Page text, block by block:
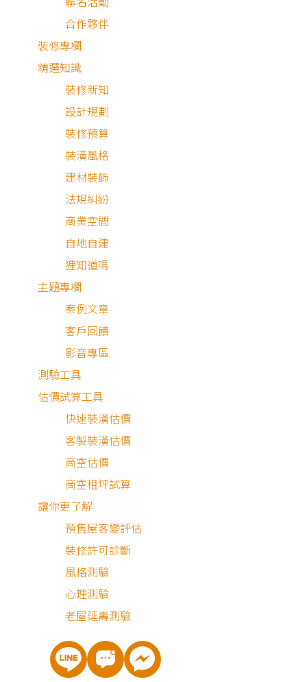
合作夥伴
裝修專欄
精選知識
裝修新知
設計規劃
裝修預算
裝潢風格
建材裝飾
法規糾紛
商業空間
自地自建
狸知道嗎
主題專欄
案例文章
客戶回饋
影音專區
測驗工具
估價試算工具
快速裝潢估價
客製裝潢估價
商空估價
商空租坪試算
讓你更了解
預售屋客變評估
裝修許可診斷
風格測驗
心理測驗
老屋延壽測驗
屋主需求與設計理念
這個10坪的現代極簡風寵物宅室內設計，整體以黑白兩色做
視覺呈現，將家中色彩元素簡化至最低，提供乾淨且純粹的
間感，讓家中2貓2狗能夠自在悠遊，公共區域挑高無天花板
搭配局部貓道設計，巧妙遮擋給水管線；另裝修中局部亮點
邊條設計，提升質感檔次。
貓貓狗狗的生活況味
現代極簡風設計
由於坪數的關係，利用現代極簡風的設計來放大視覺上的空
感，也因為家中有二貓及二狗，極簡的設計讓清潔工作變得
除了從下方可以看到貓咪的肉墊和肚子（貓宅設計的大重
點！），也讓貓道多了些通透感。